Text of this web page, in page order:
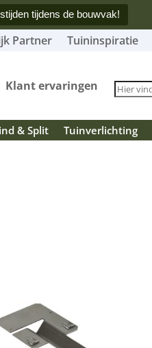
tijdens de bouwvak!
Partner Tuininspiratie
Klant ervaringen
& Split Tuinverlichting